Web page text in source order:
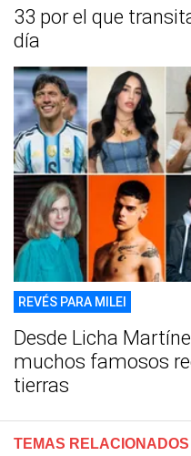
33 por el que
día
REVÉS PARA MILEI
Desde Licha
muchos famosos
tierras
TEMAS RELACIONADOS